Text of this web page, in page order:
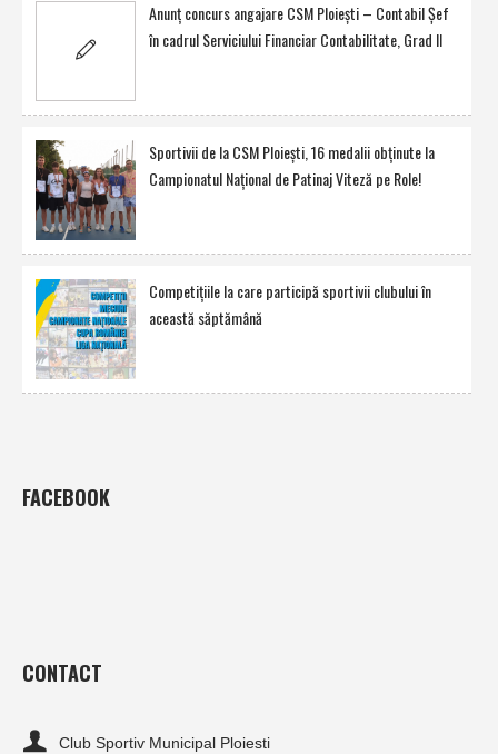
Anunţ concurs angajare CSM Ploieşti – Contabil Şef
în cadrul Serviciului Financiar Contabilitate, Grad II
Sportivii de la CSM Ploieşti, 16 medalii obţinute la
Campionatul Naţional de Patinaj Viteză pe Role!
Competiţiile la care participă sportivii clubului în
această săptămână
FACEBOOK
CONTACT
Club Sportiv Municipal Ploiesti